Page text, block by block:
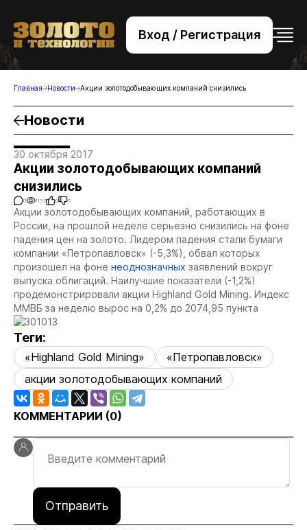
Вход / Регистрация
+7 (495) 221-76-32
bsv@zolteh.ru
Главная Новости Акции золотодобывающих компаний снизились
Новости
30 октября 2017
Акции золотодобывающих компаний
снизились
0 1135 0 0
Акции золотодобывающих компаний, работающих в
России, на прошлой неделе серьезно снизились на фоне
падения цен на золото. Лидером падения стали бумаги
компании «Петропавловск» (-5,3%), обвал которых
произошел на фоне неоднозначных заявлений вокруг
выпуска облигаций. Наилучшие показатели (-1,2%)
продемонстрировали акции Highland Gold Mining. Индекс
ММВБ за неделю вырос на 0,2% до 2074,95 пункта
Теги:
«Highland Gold Mining»
«Петропавловск»
акции золотодобывающих компаний
КОММЕНТАРИИ (0)
Отправить